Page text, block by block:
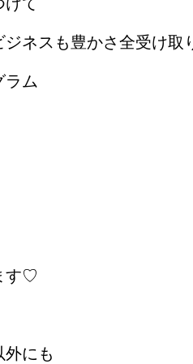
ジネスも豊かさ全受け取
ラム
す♡
外にも